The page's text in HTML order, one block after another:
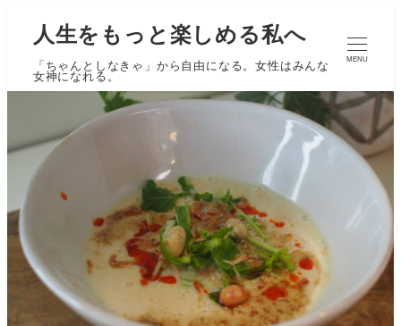
人生をもっと楽しめる私へ
「ちゃんとしなきゃ」から自由になる。女性はみんな
女神になれる。
MENU